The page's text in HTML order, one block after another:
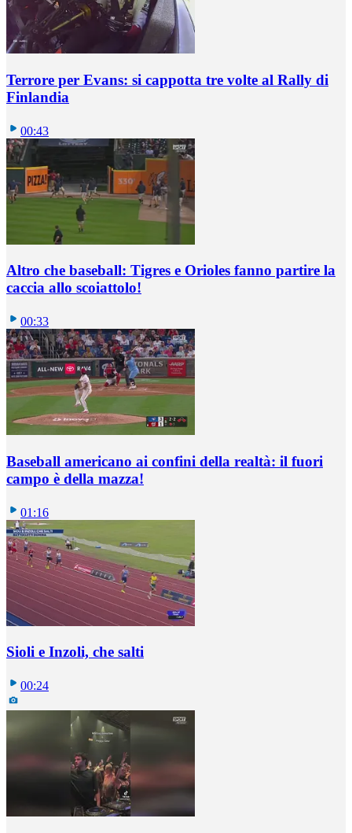
Terrore per Evans: si cappotta tre volte al Rally di
Finlandia
00:43
Altro che baseball: Tigres e Orioles fanno partire la
caccia allo scoiattolo!
00:33
Baseball americano ai confini della realtà: il fuori
campo è della mazza!
01:16
Sioli e Inzoli, che salti
00:24